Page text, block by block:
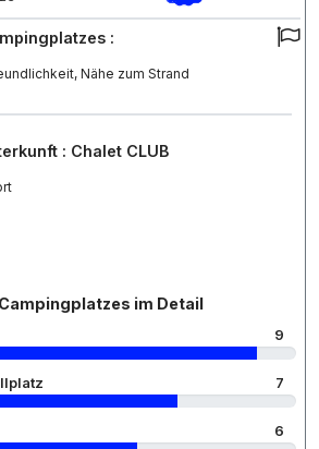
:
Nähe zum Strand
: Chalet CLUB
im Detail
9
7
6